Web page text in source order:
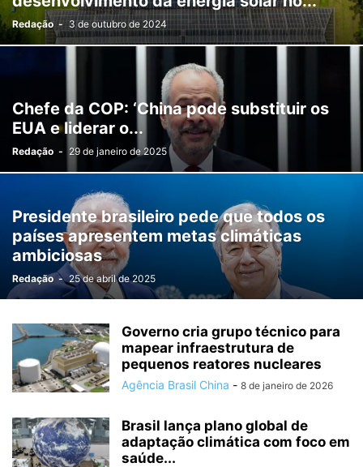
Redação - 3 de outubro de 2024
Chefe da COP: ‘China pode substituir os
EUA e liderar o...
Redação - 29 de janeiro de 2025
Presidente brasileiro pede que todos os
países apresentem metas climáticas
ambiciosas
Redação - 25 de abril de 2025
Governo cria grupo técnico para
mapear infraestrutura de
pequenos reatores nucleares
Agência Brasil China - 8 de janeiro de 2026
Brasil lança plano global de
adaptação climática com foco em
saúde...